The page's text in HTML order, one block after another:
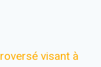
visant à